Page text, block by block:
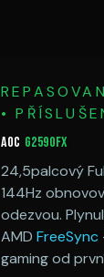
•
AOC G2590FX
24,5palcový
144Hz
odezvou.
AMD FreeSync
gaming od